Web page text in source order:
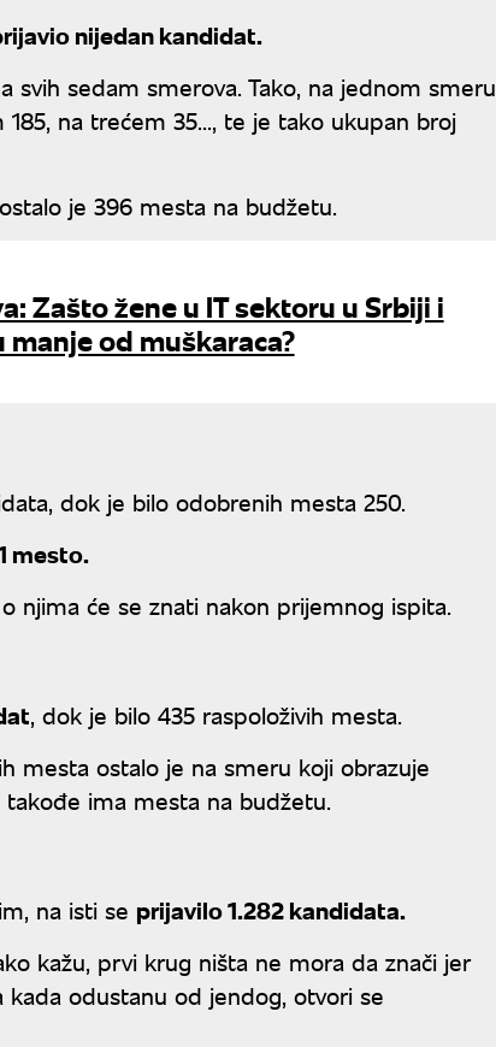
nijedan kandidat.
sedam smerova. Tako, na jednom smeru
na trećem 35..., te je tako ukupan broj
je 396 mesta na budžetu.
Zašto žene u IT sektoru u Srbiji i
od muškaraca?
dok je bilo odobrenih mesta 250.
mesto.
njima će se znati nakon prijemnog ispita.
, dok je bilo 435 raspoloživih mesta.
mesta ostalo je na smeru koji obrazuje
ima mesta na budžetu.
na isti se prijavilo 1.282 kandidata.
kažu, prvi krug ništa ne mora da znači jer
odustanu od jendog, otvori se